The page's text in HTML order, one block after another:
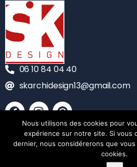
06 10 84 04 40
skarchidesign13@gmail.com
CONTACT
MENTIONS LÉGALES
Nous utilisons des cookies pour
expérience sur notre site. Si vous
dernier, nous considérerons que
cookies.